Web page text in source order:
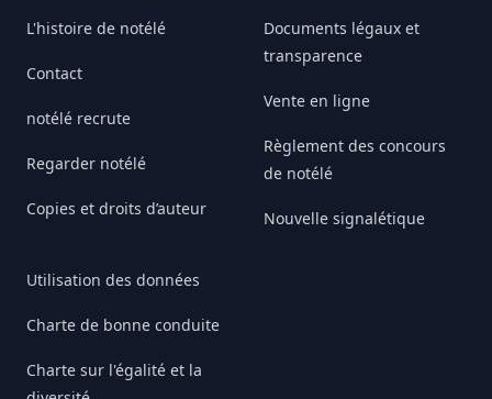
L'histoire de notélé
Contact
notélé recrute
Regarder notélé
Copies et droits d’auteur
Utilisation des données
Charte de bonne conduite
Charte sur l'égalité et la
Documents légaux et
transparence
Vente en ligne
Règlement des concours
de notélé
Nouvelle signalétique